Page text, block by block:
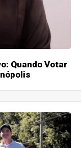
Quando Votar